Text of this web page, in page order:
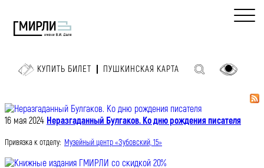
КУПИТЬ БИЛЕТ ПУШКИНСКАЯ КАРТА
16 мая 2024 Неразгаданный Булгаков. Ко дню рождения писателя
Привязка к отделу: Музейный центр «Зубовский, 15»